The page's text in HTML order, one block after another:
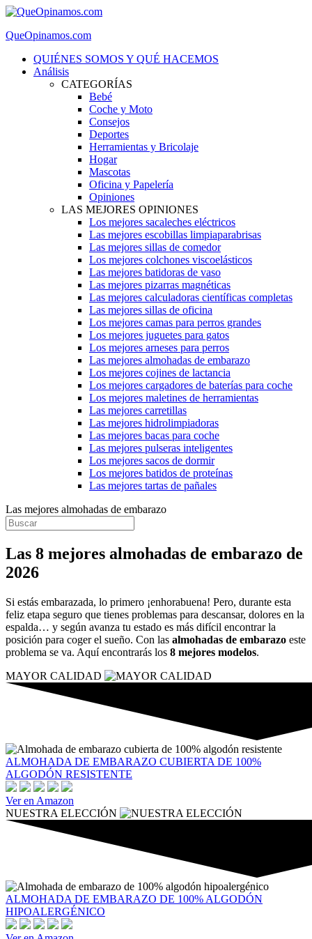
QueOpinamos.com
QUIÉNES SOMOS Y QUÉ HACEMOS
Análisis
CATEGORÍAS
Bebé
Coche y Moto
Consejos
Deportes
Herramientas y Bricolaje
Hogar
Mascotas
Oficina y Papelería
Opiniones
LAS MEJORES OPINIONES
Los mejores sacaleches eléctricos
Las mejores escobillas limpiaparabrisas
Las mejores sillas de comedor
Los mejores colchones viscoelásticos
Las mejores batidoras de vaso
Las mejores pizarras magnéticas
Las mejores calculadoras científicas completas
Las mejores sillas de oficina
Los mejores camas para perros grandes
Los mejores juguetes para gatos
Los mejores arneses para perros
Las mejores almohadas de embarazo
Los mejores cojines de lactancia
Los mejores cargadores de baterías para coche
Los mejores maletines de herramientas
Las mejores carretillas
Las mejores hidrolimpiadoras
Las mejores bacas para coche
Las mejores pulseras inteligentes
Los mejores sacos de dormir
Los mejores batidos de proteínas
Las mejores tartas de pañales
Las mejores almohadas de embarazo
Las 8 mejores almohadas de embarazo de
2026
Si estás embarazada, lo primero ¡enhorabuena! Pero, durante esta
feliz etapa seguro que tienes problemas para descansar, dolores en la
espalda… y según avanza tu estado es más difícil encontrar la
posición para coger el sueño. Con las almohadas de embarazo este
problema se va. Aquí encontrarás los 8 mejores modelos.
MAYOR CALIDAD
ALMOHADA DE EMBARAZO CUBIERTA DE 100%
ALGODÓN RESISTENTE
Ver en Amazon
NUESTRA ELECCIÓN
ALMOHADA DE EMBARAZO DE 100% ALGODÓN
HIPOALERGÉNICO